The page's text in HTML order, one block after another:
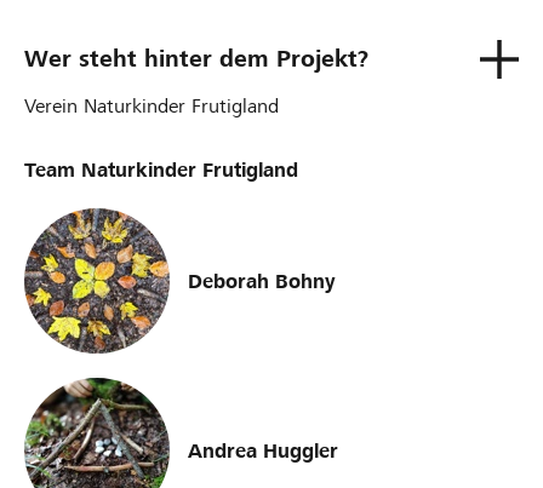
Wer steht hinter dem Projekt?
Verein Naturkinder Frutigland
Team Naturkinder Frutigland
Deborah Bohny
Andrea Huggler